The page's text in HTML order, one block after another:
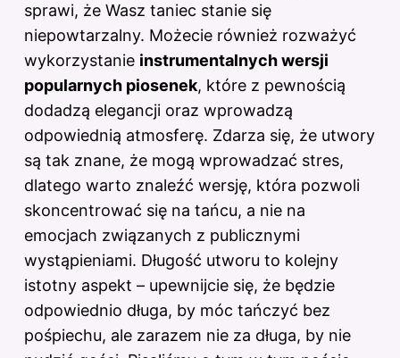
sprawi, że Wasz taniec stanie się
niepowtarzalny. Możecie również rozważyć
wykorzystanie instrumentalnych wersji
popularnych piosenek, które z pewnością
dodadzą elegancji oraz wprowadzą
odpowiednią atmosferę. Zdarza się, że utwory
są tak znane, że mogą wprowadzać stres,
dlatego warto znaleźć wersję, która pozwoli
skoncentrować się na tańcu, a nie na
emocjach związanych z publicznymi
wystąpieniami. Długość utworu to kolejny
istotny aspekt – upewnijcie się, że będzie
odpowiednio długa, by móc tańczyć bez
pośpiechu, ale zarazem nie za długa, by nie